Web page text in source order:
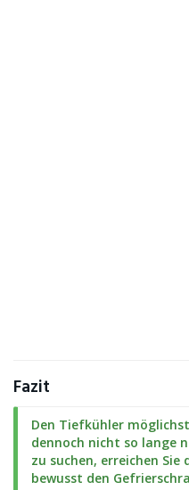
Fazit
Den Tiefkühler
dennoch nicht so lange
zu suchen, erreichen Sie
bewusst den